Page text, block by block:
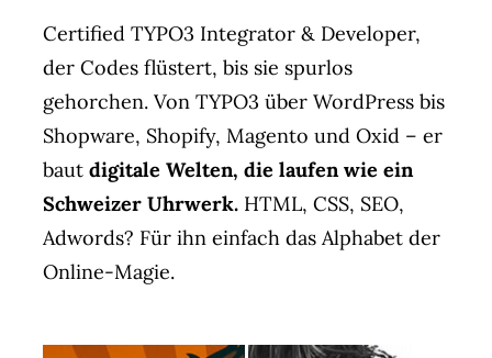
Certified TYPO3 Integrator & Developer,
der Codes flüstert, bis sie spurlos
gehorchen. Von TYPO3 über WordPress bis
Shopware, Shopify, Magento und Oxid – er
baut digitale Welten, die laufen wie ein
Schweizer Uhrwerk.HTML, CSS, SEO,
Adwords? Für ihn einfach das Alphabet der
Online-Magie.